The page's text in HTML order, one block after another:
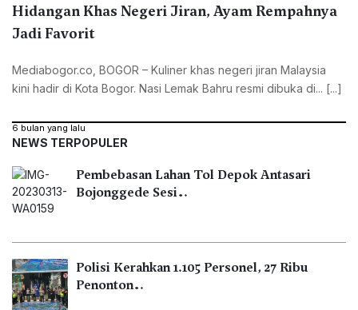
Hidangan Khas Negeri Jiran, Ayam Rempahnya
Jadi Favorit
Mediabogor.co, ‎BOGOR – Kuliner khas negeri jiran Malaysia
kini hadir di Kota Bogor. Nasi Lemak Bahru resmi dibuka di... [...]
6 bulan yang lalu
NEWS TERPOPULER
Pembebasan Lahan Tol Depok Antasari
Bojonggede Sesi…
Polisi Kerahkan 1.105 Personel, 27 Ribu
Penonton…